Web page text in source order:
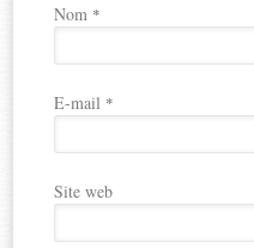
Nom *
E-mail *
Site web